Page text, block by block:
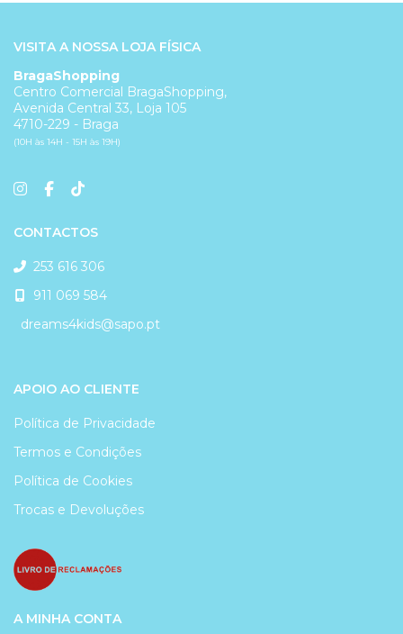
VISITA A NOSSA LOJA FÍSICA
BragaShopping
Centro Comercial BragaShopping,
Avenida Central 33, Loja 105
4710-229 - Braga
(10H às 14H - 15H às 19H)
CONTACTOS
253 616 306
911 069 584
dreams4kids@sapo.pt
APOIO AO CLIENTE
Política de Privacidade
Termos e Condições
Política de Cookies
Trocas e Devoluções
A MINHA CONTA